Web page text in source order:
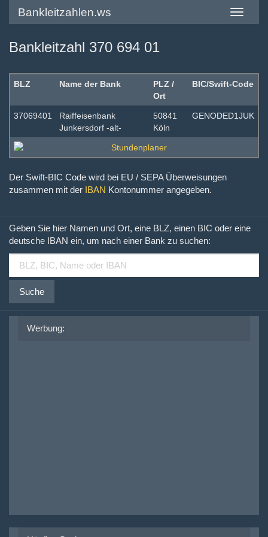
Toggle
Bankleitzahlen.ws
Bankleitzahl 370 694 01
BLZ Name der Bank
PLZ /
Ort
BIC/Swift-Code
37069401
Raiffeisenbank
Junkersdorf -alt-
50841
Köln
GENODED1JUK
Der Swift-BIC Code wird bei EU / SEPA Überweisungen
zusammen mit der IBAN Kontonummer angegeben.
Geben Sie hier Namen und Ort, eine BLZ, einen BIC oder eine
deutsche IBAN ein, um nach einer Bank zu suchen:
Suche
Werbung: